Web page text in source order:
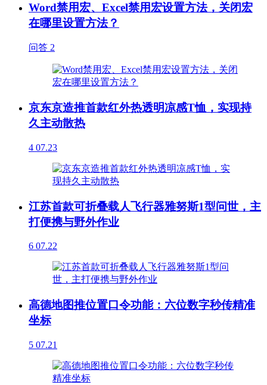
Word禁用宏、Excel禁用宏设置方法，关闭宏
在哪里设置方法？
问答 2
京东京造推首款红外热透明凉感T恤，实现持
久主动散热
4 07.23
江苏首款可折叠载人飞行器雅努斯1型问世，主
打便携与野外作业
6 07.22
高德地图推位置口令功能：六位数字秒传精准
坐标
5 07.21